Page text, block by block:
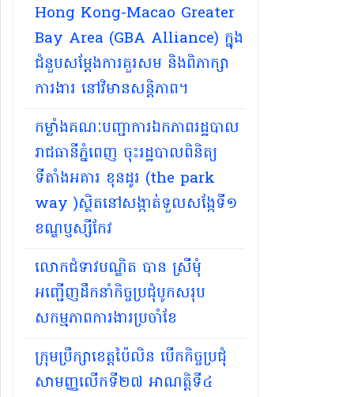
Hong Kong-Macao Greater
Bay Area (GBA Alliance) ក្នុង
ជំនួបសម្តែងការគួរសម និងពិភាក្សា
ការងារ នៅវិមានសន្តិភាព។
កម្លាំងគណៈបញ្ជាការឯកភាពរដ្ឋបាល
រាជធានីភ្នំពេញ ចុះរដ្ឋបាលពិនិត្យ
ទីតាំងអគារ ខុនដូរ (the park
way )ស្ថិតនៅសង្កាត់ទួលសង្កែទី១
ខណ្ឌប្ញស្សីកែវ
លោកជំទាវបណ្ឌិត បាន ស្រីមុំ
អញ្ជើញដឹកនាំកិច្ចប្រជុំបូកសរុប
សកម្មភាពការងារប្រចាំខែ
ក្រុមប្រឹក្សាខេត្តប៉ៃលិន បើកកិច្ចប្រជុំ
សាមញ្ញលើកទី២៧ អាណត្តិទី៤